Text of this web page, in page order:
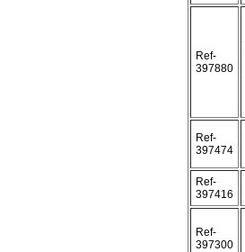
Ref-
397880
Ref-
397474
Ref-
397416
Ref-
397300